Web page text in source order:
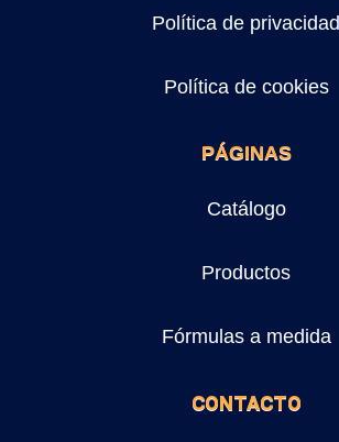
Política de privacidad
Política de cookies
PÁGINAS
Catálogo
Productos
Fórmulas a medida
CONTACTO